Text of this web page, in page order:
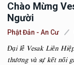
Chào Mừng
Người
Phật Đản - An Cư
Đại lễ Vesak Liên
thương và sự kết nối